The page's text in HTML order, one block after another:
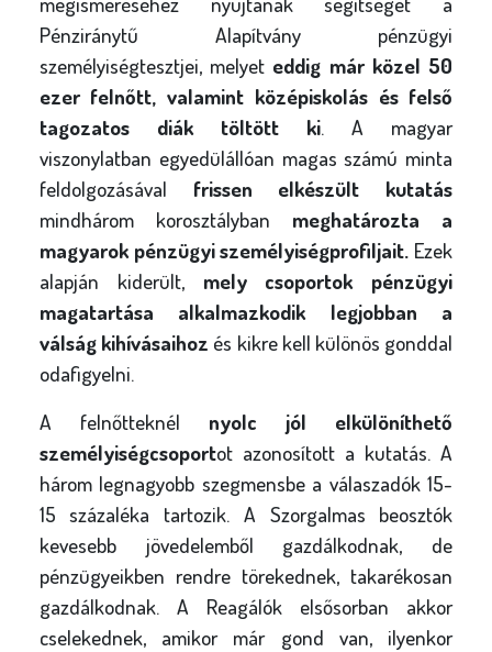
Pénziránytű Alapítvány pénzügyi
személyiségtesztjei, melyet eddig már közel 50
ezer felnőtt, valamint középiskolás és felső
tagozatos diák töltött ki. A magyar
viszonylatban egyedülállóan magas számú minta
feldolgozásával frissen elkészült kutatás
mindhárom korosztályban meghatározta a
magyarok pénzügyi személyiségprofiljait. Ezek
alapján kiderült, mely csoportok pénzügyi
magatartása alkalmazkodik legjobban a
válság kihívásaihoz és kikre kell különös gonddal
odafigyelni.
A felnőtteknél nyolc jól elkülöníthető
személyiségcsoportot azonosított a kutatás. A
három legnagyobb szegmensbe a válaszadók 15-
15 százaléka tartozik. A Szorgalmas beosztók
kevesebb jövedelemből gazdálkodnak, de
pénzügyeikben rendre törekednek, takarékosan
gazdálkodnak. A Reagálók elsősorban akkor
cselekednek, amikor már gond van, ilyenkor